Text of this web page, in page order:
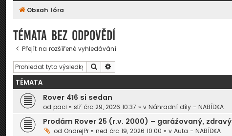
Obsah fóra
Témata bez odpovědí
Přejít na rozšířené vyhledávání
Hledat
TÉMATA
Rover 416 si sedan
od paci » stř črc 29, 2026 10:37 » v Náhradní díly - NABÍDKA
Prodám Rover 25 (r.v. 2000) – garážovaný, zdravý
od OndrejPr » ned črc 19, 2026 10:00 » v Auta - NABÍDKA